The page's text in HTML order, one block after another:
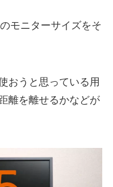
モニターサイズをそ
おうと思っている用
離を離せるかなどが